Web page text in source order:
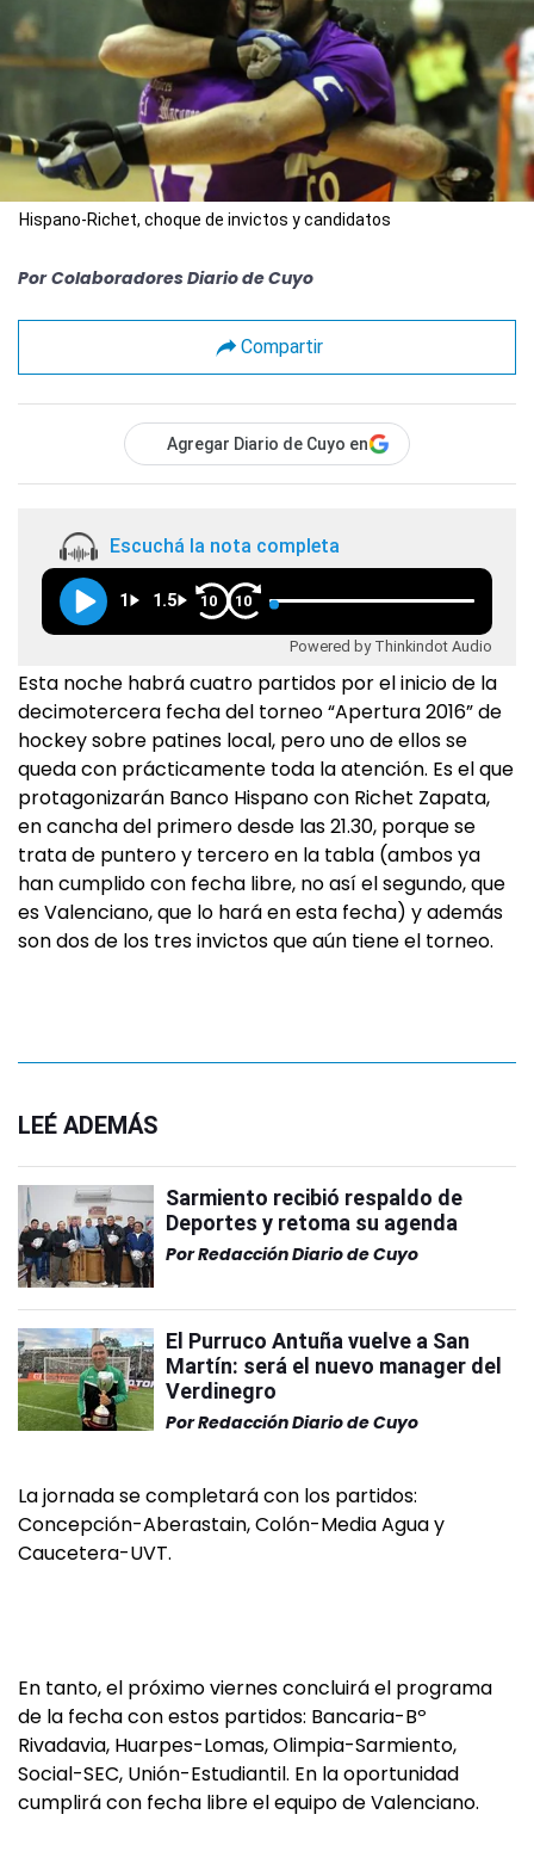
Hispano-Richet, choque de invictos y candidatos
Por Colaboradores Diario de Cuyo
Compartir
Agregar Diario de Cuyo en
Escuchá la nota completa
1 1.5 10 10
Powered by Thinkindot Audio
Esta noche habrá cuatro partidos por el inicio de la
decimotercera fecha del torneo “Apertura 2016” de
hockey sobre patines local, pero uno de ellos se
queda con prácticamente toda la atención. Es el que
protagonizarán Banco Hispano con Richet Zapata,
en cancha del primero desde las 21.30, porque se
trata de puntero y tercero en la tabla (ambos ya
han cumplido con fecha libre, no así el segundo, que
es Valenciano, que lo hará en esta fecha) y además
son dos de los tres invictos que aún tiene el torneo.
LEÉ ADEMÁS
Sarmiento recibió respaldo de
Deportes y retoma su agenda
PorRedacción Diario de Cuyo
El Purruco Antuña vuelve a San
Martín: será el nuevo manager del
Verdinegro
PorRedacción Diario de Cuyo
La jornada se completará con los partidos:
Concepción-Aberastain, Colón-Media Agua y
Caucetera-UVT.
En tanto, el próximo viernes concluirá el programa
de la fecha con estos partidos: Bancaria-Bº
Rivadavia, Huarpes-Lomas, Olimpia-Sarmiento,
Social-SEC, Unión-Estudiantil. En la oportunidad
cumplirá con fecha libre el equipo de Valenciano.